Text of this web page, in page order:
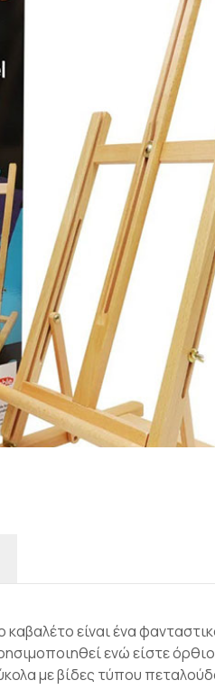
είναι ένα
ενώ είστε
με βίδες τύπου